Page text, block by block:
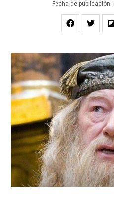
Fecha de publicación: